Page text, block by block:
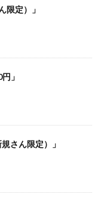
限定）」
」
さん限定）」